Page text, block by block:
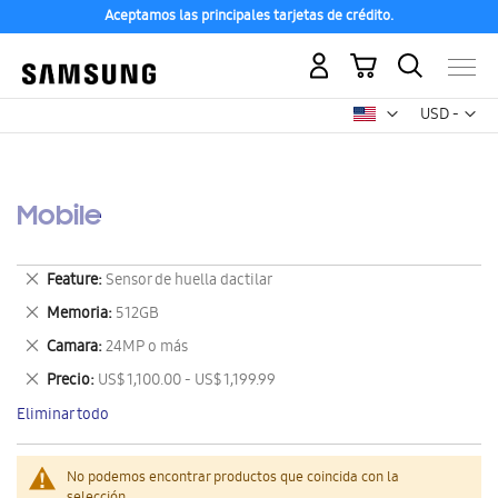
Aceptamos las principales tarjetas de crédito.
USD -
dólar
Mi carrito
Mobile
No podemos encontrar productos que coincida con la
Feature Sensor de huella dactilar
Eliminar
este
artículo
Memoria 512GB
Eliminar
este
artículo
Camara 24MP o más
Eliminar
este
artículo
Precio US$ 1,100.00 - US$ 1,199.99
Eliminar
este
artículo
Eliminar todo